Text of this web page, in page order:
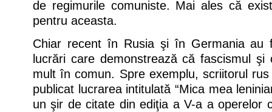
de regimurile comuniste. Mai ales că
pentru aceasta.
Chiar recent în Rusia şi în Germania au
lucrări care demonstrează că fascismul şi
mult în comun. Spre exemplu, scriitorul
publicat lucrarea intitulată “Mica mea
un şir de citate din ediţia a V-a a operelor